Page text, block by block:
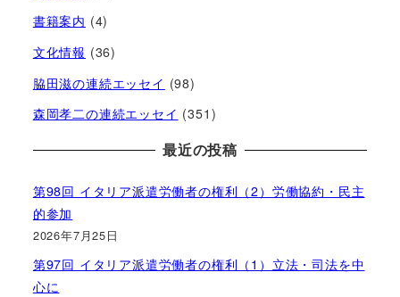
書籍案内 (4)
文化情報 (36)
脇田滋の連続エッセイ (98)
森岡孝二の連続エッセイ (351)
最近の投稿
第98回 イタリア派遣労働者の権利（2）労働協約・民主
的参加
2026年7月25日
第97回 イタリア派遣労働者の権利（1）立法・司法を中
心に